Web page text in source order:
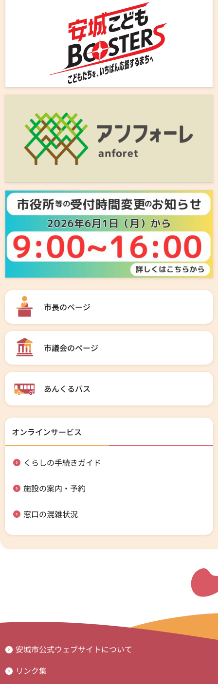
市長のページ
市議会のページ
あんくるバス
オンラインサービス
くらしの手続きガイド
施設の案内・予約
窓口の混雑状況
安城市公式ウェブサイトについて
リンク集